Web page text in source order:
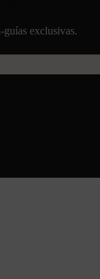
guías exclusivas.